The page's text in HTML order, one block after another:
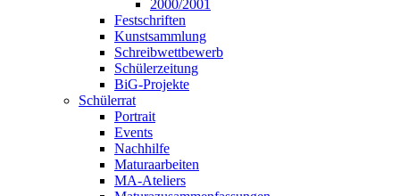
2000/2001
Festschriften
Kunstsammlung
Schreibwettbewerb
Schülerzeitung
BiG-Projekte
Schülerrat
Portrait
Events
Nachhilfe
Maturaarbeiten
MA-Ateliers